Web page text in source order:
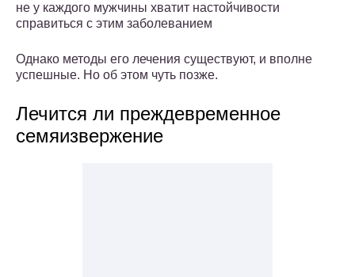
не у каждого мужчины хватит настойчивости
справиться с этим заболеванием
Однако методы его лечения существуют, и вполне
успешные. Но об этом чуть позже.
Лечится ли преждевременное
семяизвержение